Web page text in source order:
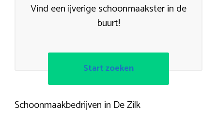
Vind een ijverige schoonmaakster in de
buurt!
Start zoeken
Schoonmaakbedrijven in De Zilk